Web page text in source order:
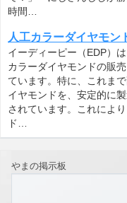
時間…
人工カラーダイヤモン
イーディーピー（EDP）
カラーダイヤモンドの販
ています。特に、これま
イヤモンドを、安定的に
されています。これによ
ド…
やまの掲示板